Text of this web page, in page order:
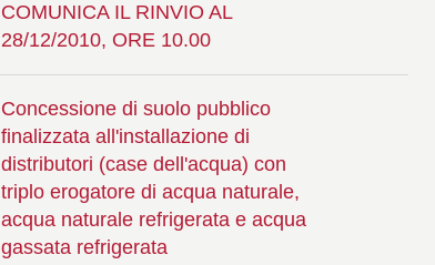
COMUNICA IL RINVIO AL
28/12/2010, ORE 10.00
Concessione di suolo pubblico
finalizzata all'installazione di
distributori (case dell'acqua) con
triplo erogatore di acqua naturale,
acqua naturale refrigerata e acqua
gassata refrigerata